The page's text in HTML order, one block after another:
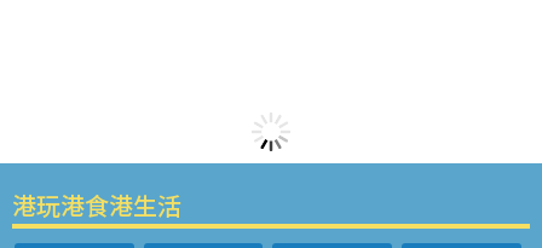
港玩港食港生活